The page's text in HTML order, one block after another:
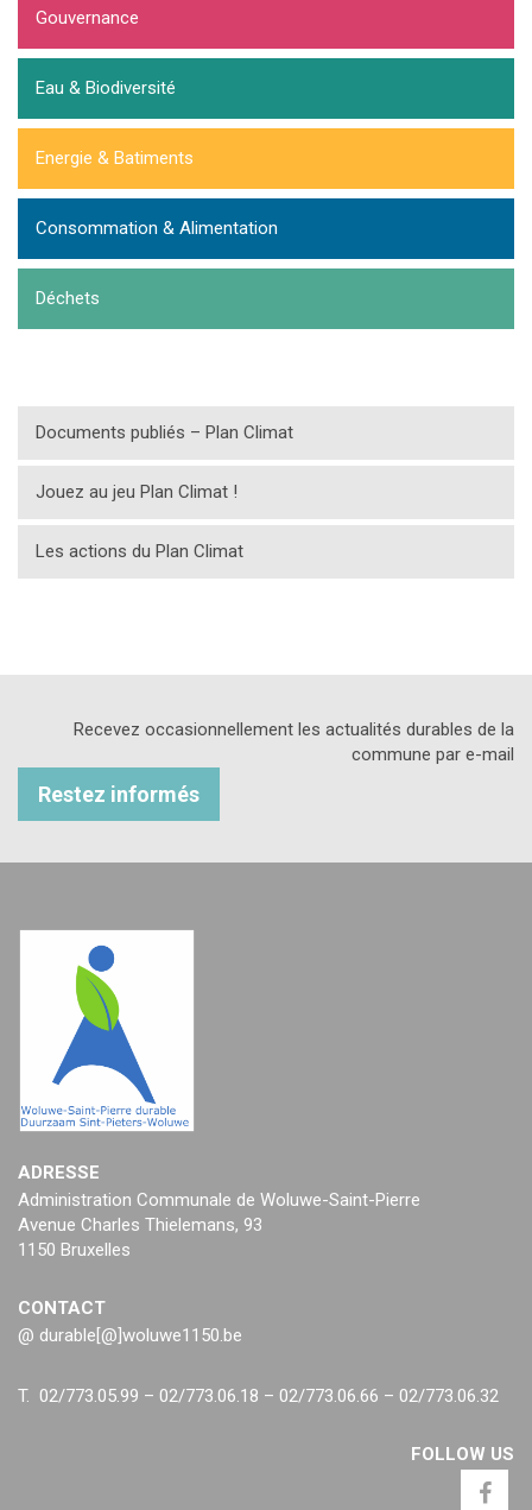
Gouvernance
Eau & Biodiversité
Energie & Batiments
Consommation & Alimentation
Déchets
Documents publiés – Plan Climat
Jouez au jeu Plan Climat !
Les actions du Plan Climat
Recevez occasionnellement les actualités durables de la
commune par e-mail
Restez informés
ADRESSE
Administration Communale de Woluwe-Saint-Pierre
Avenue Charles Thielemans, 93
1150 Bruxelles
CONTACT
@ durable[@]woluwe1150.be
T. 02/773.05.99 – 02/773.06.18 – 02/773.06.66 – 02/773.06.32
FOLLOW US